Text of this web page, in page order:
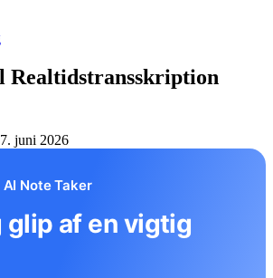
Realtidstransskription
juni 2026
Note Taker
glip af en vigtig